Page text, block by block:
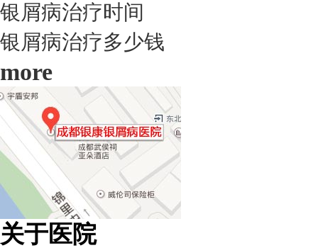
银屑病治疗时间
银屑病治疗多少钱
more
关于医院